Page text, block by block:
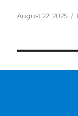
August 22, 2025